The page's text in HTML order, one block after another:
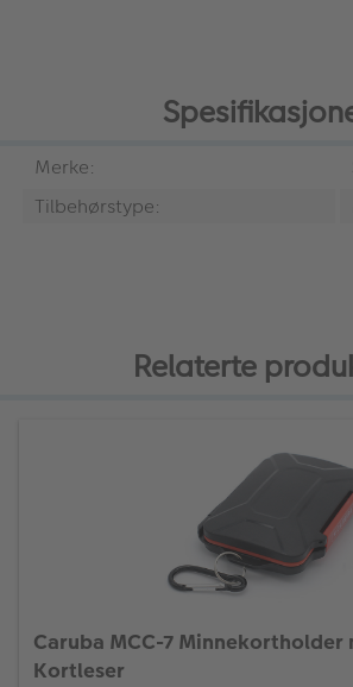
Merke:
Tilbehørstype:
Relaterte
Caruba MCC-7 Minnekortholder
Kortleser